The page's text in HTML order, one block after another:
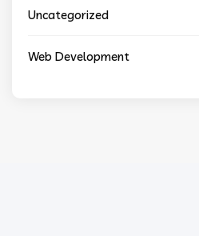
Uncategorized
Web Development